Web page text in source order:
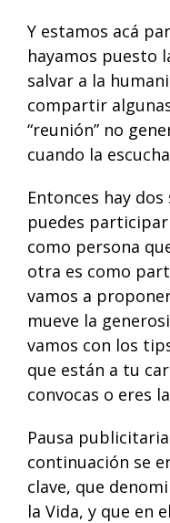
Y estamos acá
hayamos puesto
salvar a la
compartir
“reunión” no
cuando la
Entonces hay
puedes
como persona
otra es como
vamos a
mueve la
vamos con los
que están a tu
convocas o eres
Pausa
continuación se
clave, que
la Vida, y que en el